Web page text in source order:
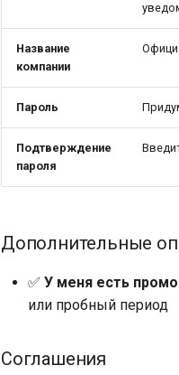
Название
компании
Пароль
Подтверждение
пароля
Дополнительные
✅ У меня есть
или пробный период
Соглашения